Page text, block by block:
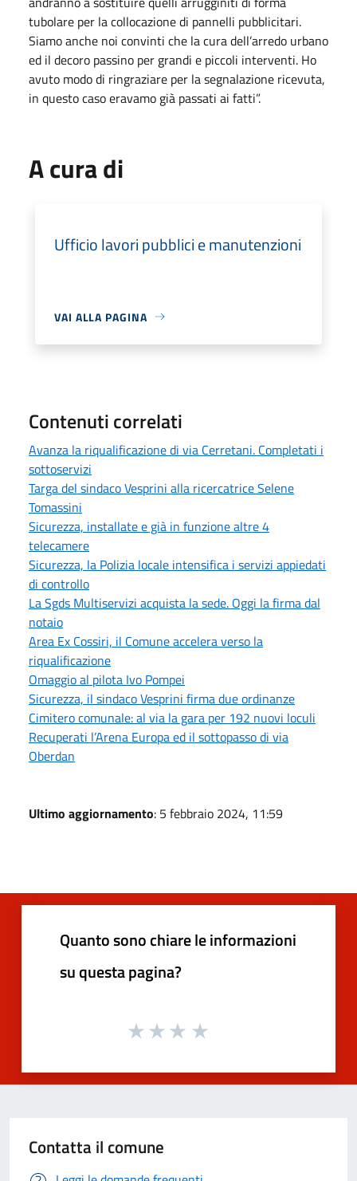
tubolare per la collocazione di pannelli pubblicitari.
Siamo anche noi convinti che la cura dell’arredo urbano
ed il decoro passino per grandi e piccoli interventi. Ho
avuto modo di ringraziare per la segnalazione ricevuta,
in questo caso eravamo già passati ai fatti”.
A cura di
Ufficio lavori pubblici e manutenzioni
VAI ALLA PAGINA
Contenuti correlati
Avanza la riqualificazione di via Cerretani. Completati i
sottoservizi
Targa del sindaco Vesprini alla ricercatrice Selene
Tomassini
Sicurezza, installate e già in funzione altre 4
telecamere
Sicurezza, la Polizia locale intensifica i servizi appiedati
di controllo
La Sgds Multiservizi acquista la sede. Oggi la firma dal
notaio
Area Ex Cossiri, il Comune accelera verso la
riqualificazione
Omaggio al pilota Ivo Pompei
Sicurezza, il sindaco Vesprini firma due ordinanze
Cimitero comunale: al via la gara per 192 nuovi loculi
Recuperati l’Arena Europa ed il sottopasso di via
Oberdan
Ultimo aggiornamento: 5 febbraio 2024, 11:59
Quanto sono chiare le informazioni
su questa pagina?
Contatta il comune